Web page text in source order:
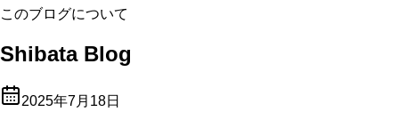
このブログについて
Shibata Blog
2025年7月18日